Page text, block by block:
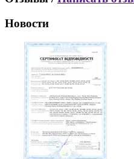
Новости